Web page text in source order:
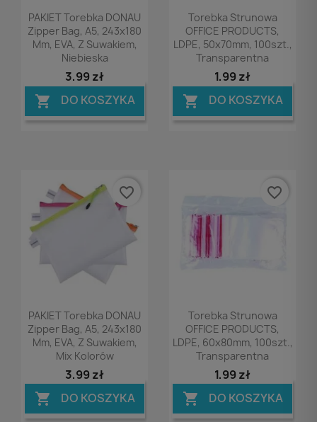
Podgląd
PAKIET Torebka DONAU
Zipper Bag, A5, 243x180
Mm, EVA, Z Suwakiem,
Niebieska
3,99 zł
 DO KOSZYKA
Podgląd
Torebka Strunowa
OFFICE PRODUCTS,
LDPE, 50x70mm, 100szt.,
Transparentna
1,99 zł
 DO KOSZYKA
Podgląd
PAKIET Torebka DONAU
Zipper Bag, A5, 243x180
Mm, EVA, Z Suwakiem,
Mix Kolorów
3,99 zł
 DO KOSZYKA
favorite_border
Podgląd
Torebka Strunowa
OFFICE PRODUCTS,
LDPE, 60x80mm, 100szt.,
Transparentna
1,99 zł
 DO KOSZYKA
favorite_border